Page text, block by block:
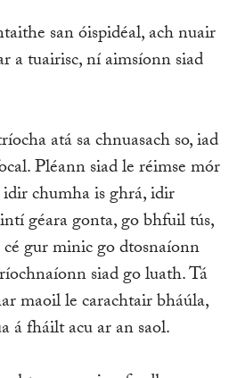
san óispidéal, ach nuair
a tuairisc, ní aimsíonn siad
atá sa chnuasach so, iad
Pléann siad le réimse mór
chumha is ghrá, idir
géara gonta, go bhfuil tús,
gur minic go dtosnaíonn
siad go luath. Tá
maoil le carachtair bháúla,
á fháilt acu ar an saol.